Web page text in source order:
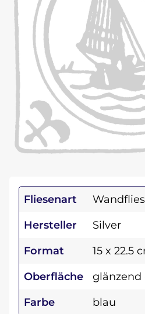
Fliesenart
Hersteller
Silver
Format
15 x 22.5
Oberfläche
glänzend
Farbe
blau